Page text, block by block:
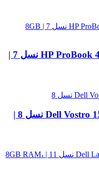
لپ تاپ استوک HP ProBook 450 G5 Core i5 نسل 7 |
لپ تاپ استوک Dell Vostro 15 3500 Core i5 نسل 8 |